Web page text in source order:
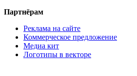
Партнёрам
Реклама на сайте
Коммерческое предложение
Медиа кит
Логотипы в векторе